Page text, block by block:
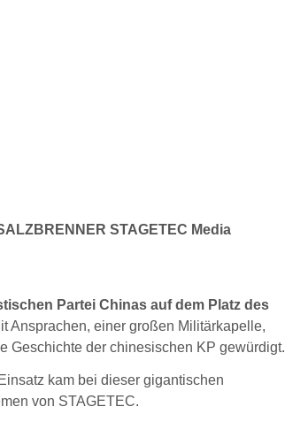
STAGETEC Media
Partei Chinas auf dem Platz des
Ansprachen, einer großen Militärkapelle,
Geschichte der chinesischen KP gewürdigt.
kam bei dieser gigantischen
von STAGETEC.